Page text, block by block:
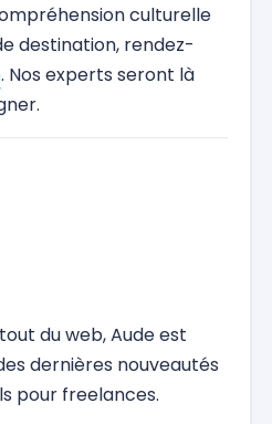
culturelle
destination, rendez-
. Nos experts seront là
du web, Aude est
dernières nouveautés
pour freelances.